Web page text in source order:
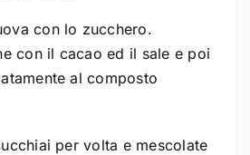
con lo zucchero.
con il cacao ed il sale e poi
al composto
per volta e mescolate